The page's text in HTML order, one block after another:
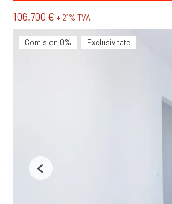
106,700 € + 21% TVA
Comision 0% Exclusivitate
Previous